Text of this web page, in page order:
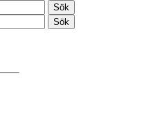
Sök
Sök